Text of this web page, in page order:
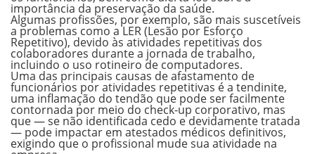
importância da preservação da saúde.
Algumas profissões, por exemplo, são mais suscetíveis
a problemas como aLER (Lesão por Esforço
Repetitivo), devido às atividades repetitivas dos
colaboradores durante a jornada de trabalho,
incluindo o uso rotineiro de computadores.
Uma das principais causas de afastamento de
funcionários por atividades repetitivas é a tendinite,
uma inflamação do tendão que pode ser facilmente
contornada por meio do check-up corporativo, mas
que — se não identificada cedo e devidamente tratada
— pode impactar em atestados médicos definitivos,
exigindo que o profissional mude sua atividade na